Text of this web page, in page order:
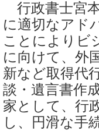
行政書士宮
に適切なアド
ことによりビ
に向けて、外
新など取得代
談・遺言書作
家として、行
し、円滑な手